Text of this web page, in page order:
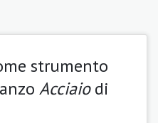
strumento
Acciaiodi